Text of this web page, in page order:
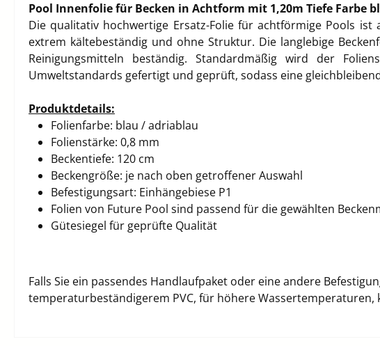
Pool Innenfolie für Becken in Achtform mit 1,20m Tiefe Farbe
Die qualitativ hochwertige Ersatz-Folie für achtförmige Pools
extrem kältebeständig und ohne Struktur. Die langlebige
Reinigungsmitteln beständig. Standardmäßig wird der
Umweltstandards gefertigt und geprüft, sodass eine
Produktdetails:
Folienfarbe: blau / adriablau
Folienstärke: 0,8 mm
Beckentiefe: 120 cm
Beckengröße: je nach oben getroffener Auswahl
Befestigungsart: Einhängebiese P1
Folien von Future Pool sind passend für die gewählten
Gütesiegel für geprüfte Qualität
Falls Sie ein passendes Handlaufpaket oder eine andere
temperaturbeständigerem PVC, für höhere Wassertemperaturen,